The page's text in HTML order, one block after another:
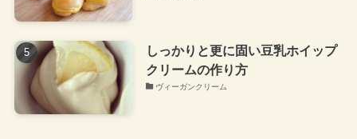
しっかりと更に固い豆乳ホイップ
クリームの作り方
ヴィーガンクリーム